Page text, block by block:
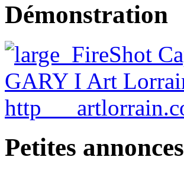
Démonstration
Petites annonces